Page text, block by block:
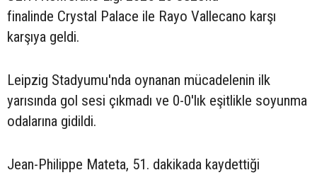
finalinde Crystal Palace ile Rayo Vallecano karşı
karşıya geldi.
Leipzig Stadyumu'nda oynanan mücadelenin ilk
yarısında gol sesi çıkmadı ve 0-0'lık eşitlikle soyunma
odalarına gidildi.
Jean-Philippe Mateta, 51. dakikada kaydettiği